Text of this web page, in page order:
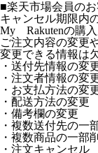
■楽天市場会員の
キャンセル期限内
My Rakutenの購入
ご注文内容の変更
変更できる情報は
・送付先情報の変
・注文者情報の変
・お支払方法の変
・配送方法の変更
・備考欄の変更
・複数送付先の一
・複数商品の一部
・注文キャンセル